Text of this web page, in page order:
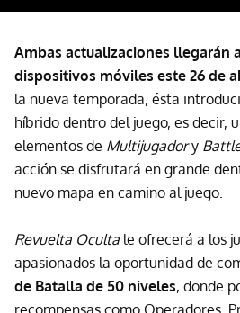
Ambas actualizaciones llegarán
dispositivos móviles este 26 de
la nueva temporada, ésta
híbrido dentro del juego, es decir,
elementos de Multijugadory
acción se disfrutará en grande
nuevo mapa en camino al juego.
Revuelta Oculta le ofrecerá a los
apasionados la oportunidad de
de Batalla de 50 niveles, donde
recompensas como Operadores,